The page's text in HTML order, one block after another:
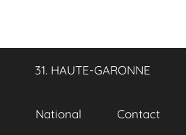
31. HAUTE-GARONNE
National Contact